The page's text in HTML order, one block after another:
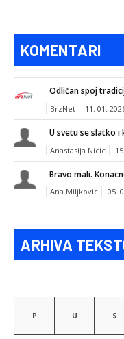
KOMENTARI
Odličan spoj
BrzNet 11. 01.
U svetu se slatko i
Anastasija Nicic
Bravo mali.
Ana Miljkovic 05.
ARHIVA
P U S